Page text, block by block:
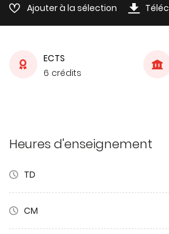
Ajouter à la sélection
ECTS
6 crédits
Heures d'enseignement
TD
CM